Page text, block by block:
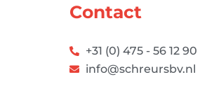
Contact
+31 (0) 475 - 56 12 90
info@schreursbv.nl